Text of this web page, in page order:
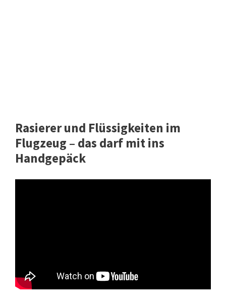
Rasierer und Flüssigkeiten im
Flugzeug – das darf mit ins
Handgepäck